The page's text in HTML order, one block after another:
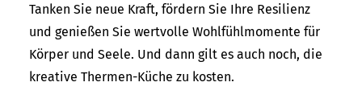
Tanken Sie neue Kraft, fördern Sie Ihre Resilienz
und genießen Sie wertvolle Wohlfühlmomente für
Körper und Seele. Und dann gilt es auch noch, die
kreative Thermen-Küche zu kosten.